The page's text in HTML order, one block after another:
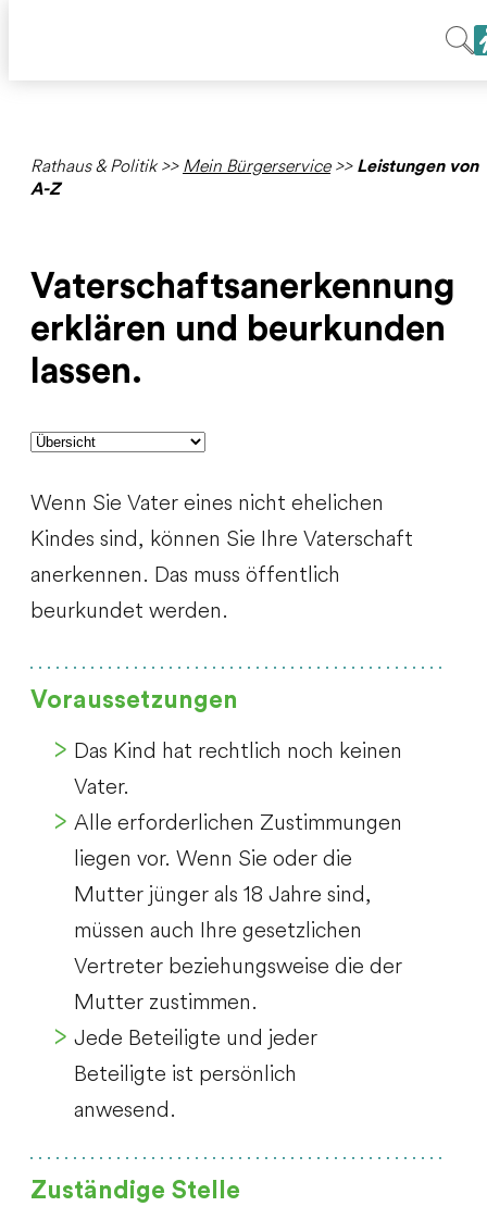
Rathaus & Politik>> Mein Bürgerservice>> Leistungen von
A-Z
Vaterschaftsanerkennung
erklären und beurkunden
lassen.
Wenn Sie Vater eines nicht ehelichen
Kindes sind, können Sie Ihre Vaterschaft
anerkennen. Das muss öffentlich
beurkundet werden.
Voraussetzungen
Das Kind hat rechtlich noch keinen
Vater.
Alle erforderlichen Zustimmungen
liegen vor. Wenn Sie oder die
Mutter jünger als 18 Jahre sind,
müssen auch Ihre gesetzlichen
Vertreter beziehungsweise die der
Mutter zustimmen.
Jede Beteiligte und jeder
Beteiligte ist persönlich
anwesend.
Zuständige Stelle